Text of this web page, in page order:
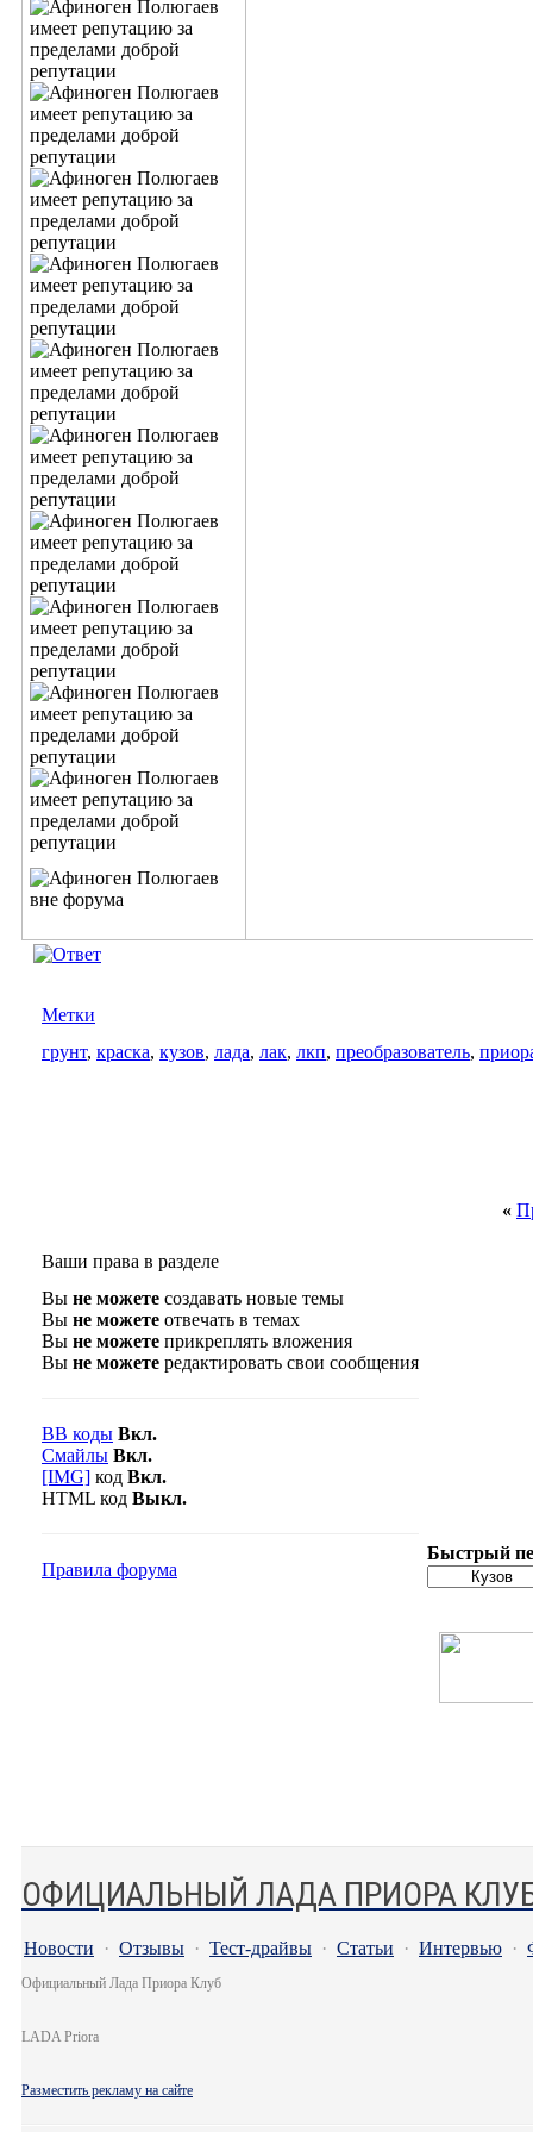
Метки
грунт, краска, кузов, лада, лак, лкп, преобразователь,
«
Ваши права в разделе
Вы не можете создавать новые темы
Вы не можете отвечать в темах
Вы не можете прикреплять вложения
Вы не можете редактировать свои сообщения
BB коды Вкл.
Смайлы Вкл.
[IMG] код Вкл.
HTML код Выкл.
Правила форума
Быстрый
ОФИЦИАЛЬНЫЙ ЛАДА ПРИОРА
Новости · Отзывы · Тест-драйвы · Статьи · Интервью ·
Официальный Лада Приора Клуб
LADA Priora
Разместить рекламу на сайте